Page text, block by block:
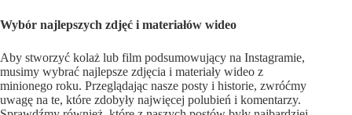
Wybór najlepszych zdjęć i materiałów wideo
Aby stworzyć kolaż lub film podsumowujący na Instagramie,
musimy wybrać najlepsze zdjęcia i materiały wideo z
minionego roku. Przeglądając nasze posty i historie, zwróćmy
uwagę na te, które zdobyły najwięcej polubień i komentarzy.